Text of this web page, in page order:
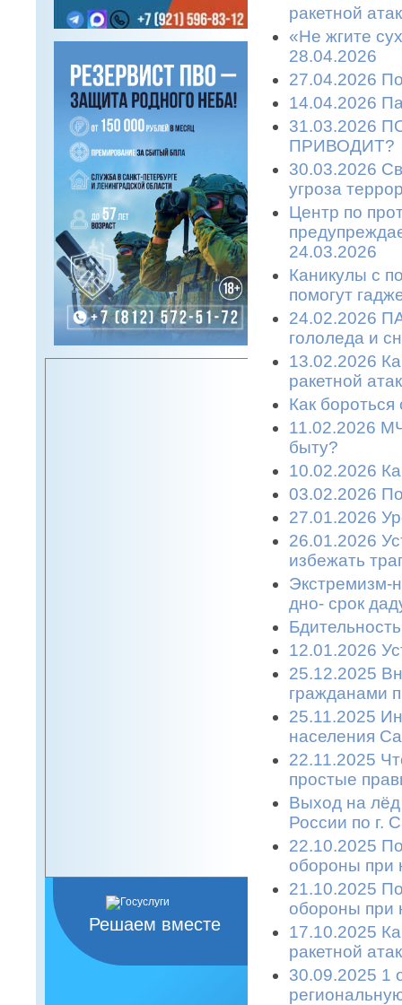
Решаем вместе
ракетной
«Не жгите
28.04.2026
27.04.2026
14.04.2026
31.03.2026
ПРИВОДИТ?
30.03.2026
угроза
Центр по
24.03.2026
Каникулы с
помогут
24.02.2026
гололеда и
13.02.2026
ракетной
Как
11.02.2026
быту?
10.02.2026
03.02.2026
27.01.2026
26.01.2026
избежать
Экстремизм-
дно- срок
12.01.2026
25.12.2025
гражданами
25.11.2025
населения
22.11.2025
простые
Выход на
России по г.
22.10.2025
обороны при
21.10.2025
обороны при
17.10.2025
ракетной
30.09.2025 1